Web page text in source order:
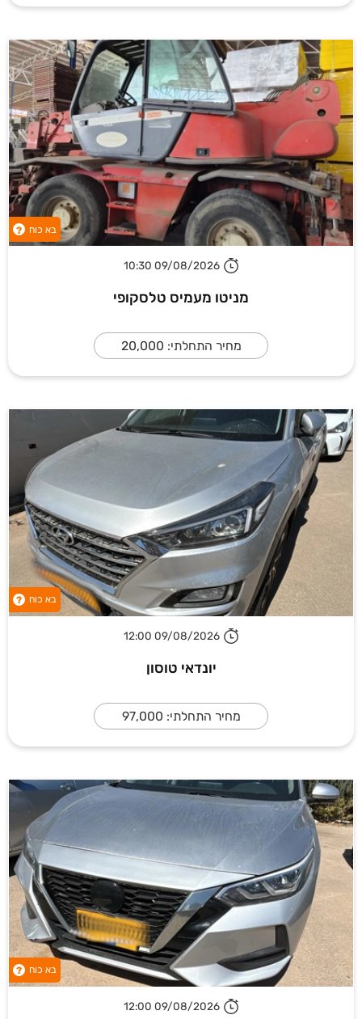
בא כוח ?
09/08/2026 10:30
מניטו מעמיס טלסקופי
מחיר התחלתי: 20,000
בא כוח ?
09/08/2026 12:00
יונדאי טוסון
מחיר התחלתי: 97,000
בא כוח ?
09/08/2026 12:00